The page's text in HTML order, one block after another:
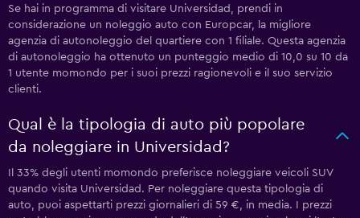
Se hai in programma di visitare Universidad, prendi in
considerazione un noleggio auto con Europcar, la migliore
agenzia di autonoleggio del quartiere con 1 filiale. Questa agenzia
di autonoleggio ha ottenuto un punteggio medio di 10,0 su 10 da
1 utente momondo per i suoi prezzi ragionevoli e il suo servizio
clienti.
Qual è la tipologia di auto più popolare
da noleggiare in Universidad?
Il 33% degli utenti momondo preferisce noleggiare veicoli SUV
quando visita Universidad. Per noleggiare questa tipologia di
auto, puoi aspettarti prezzi giornalieri di 59 €, in media. I prezzi